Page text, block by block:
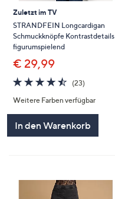
Zuletzt im TV
STRANDFEIN Longcardigan
Schmuckknöpfe Kontrastdetails
figurumspielend
€ 29,99
4.4
von
5
(23)23
Weitere Farben verfügbar
In den Warenkorb